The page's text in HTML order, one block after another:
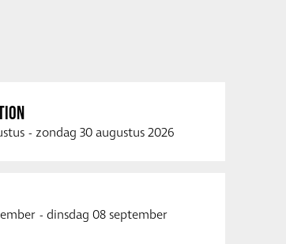
- zondag 30 augustus 2026
- dinsdag 08 september